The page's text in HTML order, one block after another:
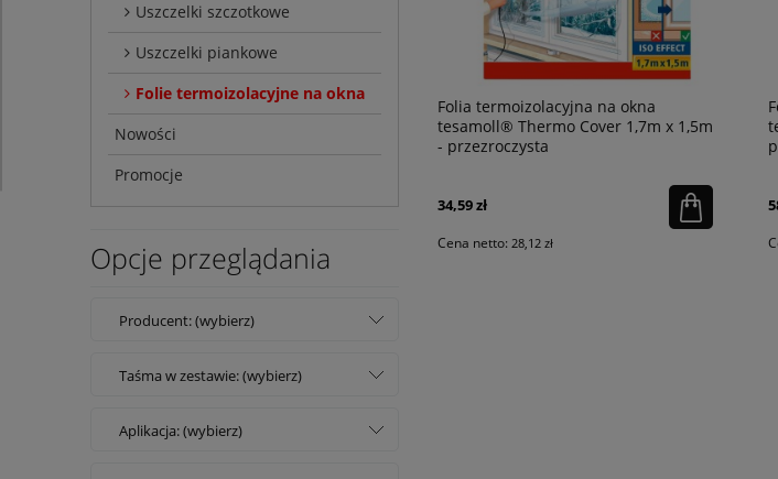
Uszczelki szczotkowe
Uszczelki piankowe
Folie termoizolacyjne na okna
Nowości
Promocje
Opcje przeglądania
Producent: (wybierz)
Taśma w zestawie: (wybierz)
Aplikacja: (wybierz)
Folia termoizolacyjna na okna
tesamoll® Thermo Cover 1,7m x 1,5m
- przezroczysta
34,59 zł
Cena netto: 28,12 zł